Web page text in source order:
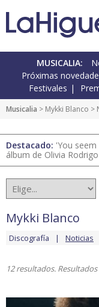
MUSICALIA:
Próximas
Festivales
Musicalia > Mykki Blanco >
Destacado: 'You
álbum de Olivia Rodrigo
Mykki Blanco
Discografía Noticias
12 resultados.